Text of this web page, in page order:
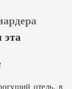
эта